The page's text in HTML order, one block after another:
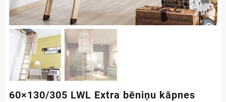
60×130/305 LWL Extra bēniņu kāpnes